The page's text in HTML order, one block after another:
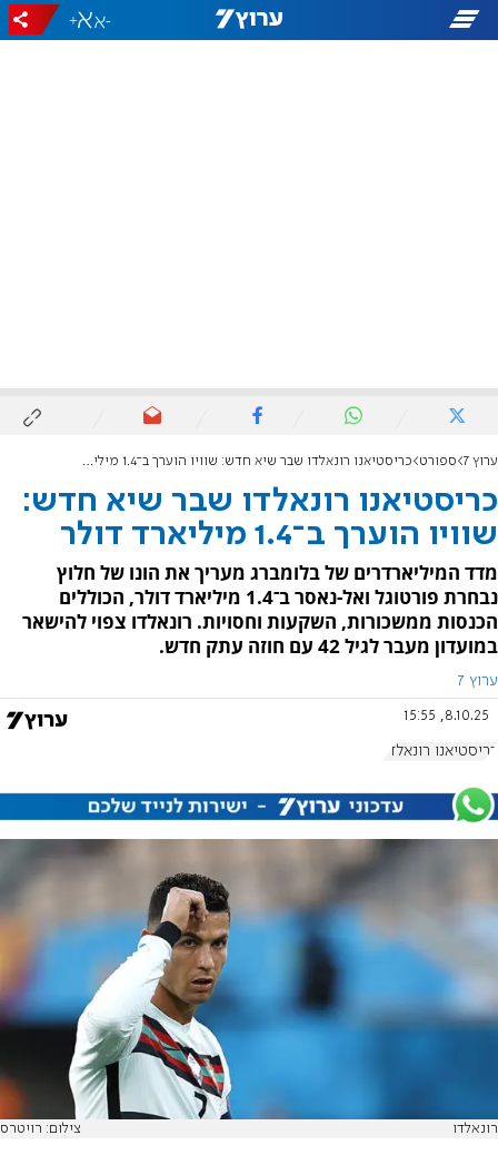
-
+
ערוץ 7 ספורט כריסטיאנו רונאלדו שבר שיא חדש: שוויו הוערך ב־1.4 מיליארד דולר
כריסטיאנו רונאלדו שבר שיא חדש:
שוויו הוערך ב־1.4 מיליארד דולר
מדד המיליארדרים של בלומברג מעריך את הונו של חלוץ
נבחרת פורטוגל ואל-נאסר ב־1.4 מיליארד דולר, הכוללים
הכנסות ממשכורות, השקעות וחסויות. רונאלדו צפוי להישאר
במועדון מעבר לגיל 42 עם חוזה עתק חדש.
ערוץ 7
8.10.25, 15:55
כריסטיאנו רונאלדו
רונאלדו צילום: רויטרס